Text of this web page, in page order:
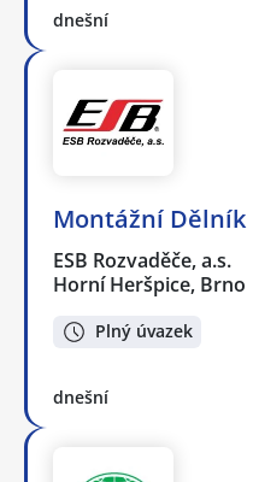
dnešní
Montážní Dělník
ESB Rozvaděče, a.s.
Horní Heršpice, Brno
Plný úvazek
dnešní